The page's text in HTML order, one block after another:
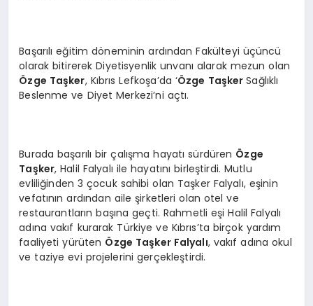
Başarılı eğitim döneminin ardından Fakülteyi üçüncü
olarak bitirerek Diyetisyenlik unvanı alarak mezun olan
Özge Taşker, Kıbrıs Lefkoşa’da ‘Özge TaşkerSağlıklı
Beslenme ve Diyet Merkezi’ni açtı.
Burada başarılı bir çalışma hayatı sürdüren Özge
Taşker, Halil Falyalı ile hayatını birleştirdi. Mutlu
evliliğinden 3 çocuk sahibi olan Taşker Falyalı, eşinin
vefatının ardından aile şirketleri olan otel ve
restaurantların başına geçti. Rahmetli eşi Halil Falyalı
adına vakıf kurarak Türkiye ve Kıbrıs’ta birçok yardım
faaliyeti yürüten Özge Taşker Falyalı, vakıf adına okul
ve taziye evi projelerini gerçekleştirdi.